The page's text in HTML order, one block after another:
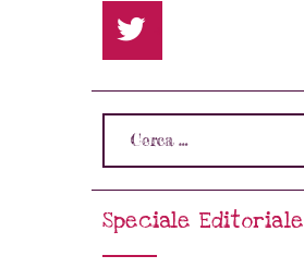
Speciale Editoriale